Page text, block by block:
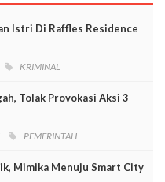
Istri Di Raffles Residence
KRIMINAL
Tolak Provokasi Aksi 3
PEMERINTAH
Mimika Menuju Smart City